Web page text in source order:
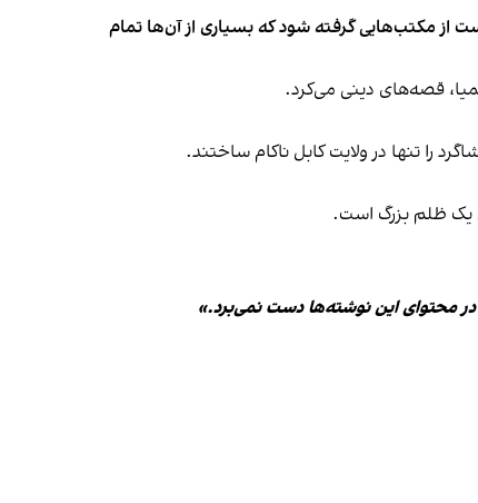
مکتب‌هایی گرفته شود که بسیاری از آن‌ها تمام
قصه‌های دینی می‌کرد.
را تنها در ولایت کابل ناکام ساختند.
یک ظلم بزرگ است.
محتوای این نوشته‌ها دست نمی‌برد.»